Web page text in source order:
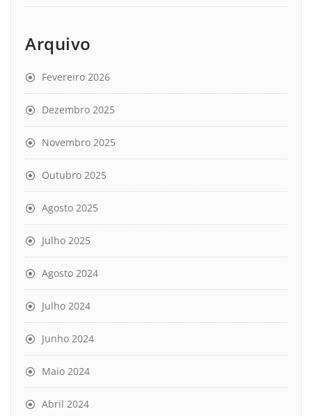
Arquivo
Fevereiro 2026
Dezembro 2025
Novembro 2025
Outubro 2025
Agosto 2025
Julho 2025
Agosto 2024
Julho 2024
Junho 2024
Maio 2024
Abril 2024